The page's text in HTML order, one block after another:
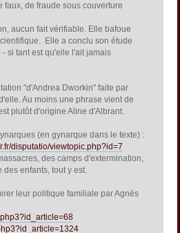
de fraude sous couverture
aucun fait vérifiable. Elle bafoue
Elle a conclu son étude
si tant est qu'elle l'ait jamais
"d'Andrea Dworkin" faite par
Au moins une phrase vient de
plutôt d'origine Aline d'Albrant.
(en gynarque dans le texte) :
disputatio/viewtopic.php?id=7
des camps d'extermination,
enfants, tout y est.
leur politique familiale par Agnès